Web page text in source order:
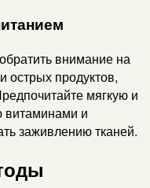
внимание на
острых продуктов,
мягкую и
витаминами и
заживлению тканей.